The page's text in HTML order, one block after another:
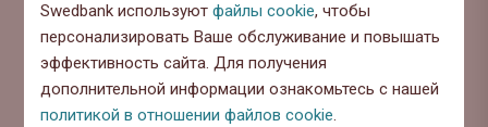
Swedbank используютфайлы cookie, чтобы
персонализировать Ваше обслуживание и повышать
эффективность сайта. Для получения
дополнительной информации ознакомьтесь с нашей
политикой в отношении файлов cookie.